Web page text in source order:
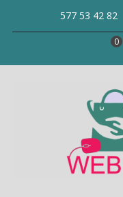
577 53 42 82
0